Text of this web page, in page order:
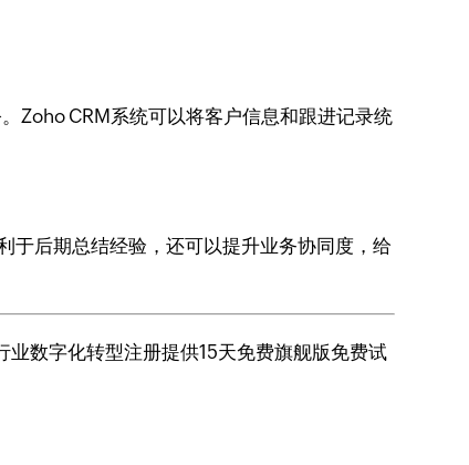
Zoho CRM系统可以将客户信息和跟进记录统
于后期总结经验，还可以提升业务协同度，给
数字化转型注册提供15天免费旗舰版免费试